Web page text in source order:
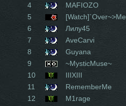
4
MAFIOZO
5
[Watch]`Over~>Me
6
Лилу45
7
AveCarvi
8
Guyana
9
~MysticMuse~
10
IIIXIII
11
RememberMe
12
M1rage